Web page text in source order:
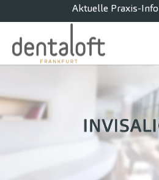
Zum Hauptinhalt springen
Aktuelle Praxis-